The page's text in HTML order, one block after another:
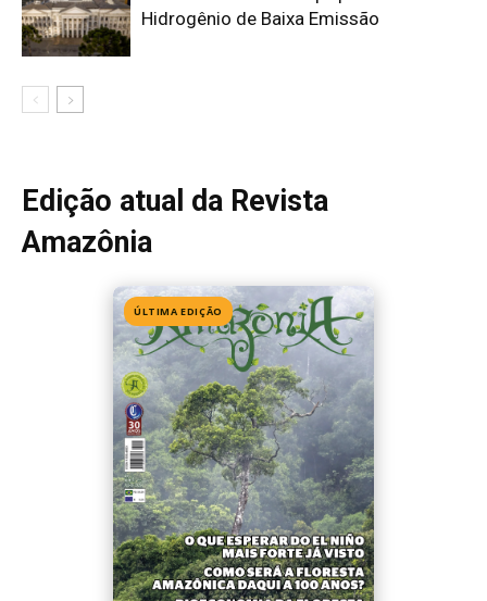
Edição 155· Julho 2026
📖 Ler agora
Mais lidas da semana